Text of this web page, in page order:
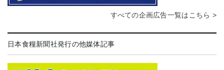
すべての企画広告一覧はこちら >
日本食糧新聞社発行の他媒体記事